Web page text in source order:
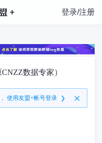
登录/注册
数据专家）
使用友盟+帐号登录